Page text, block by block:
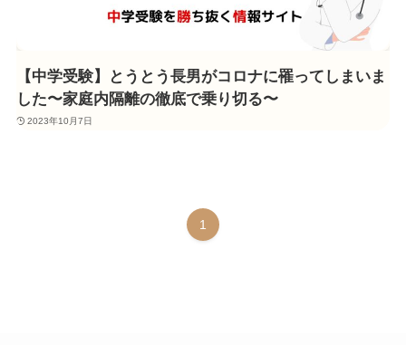
【中学受験】とうとう長男がコロナに罹ってしまいま
した〜家庭内隔離の徹底で乗り切る〜
2023年10月7日
1